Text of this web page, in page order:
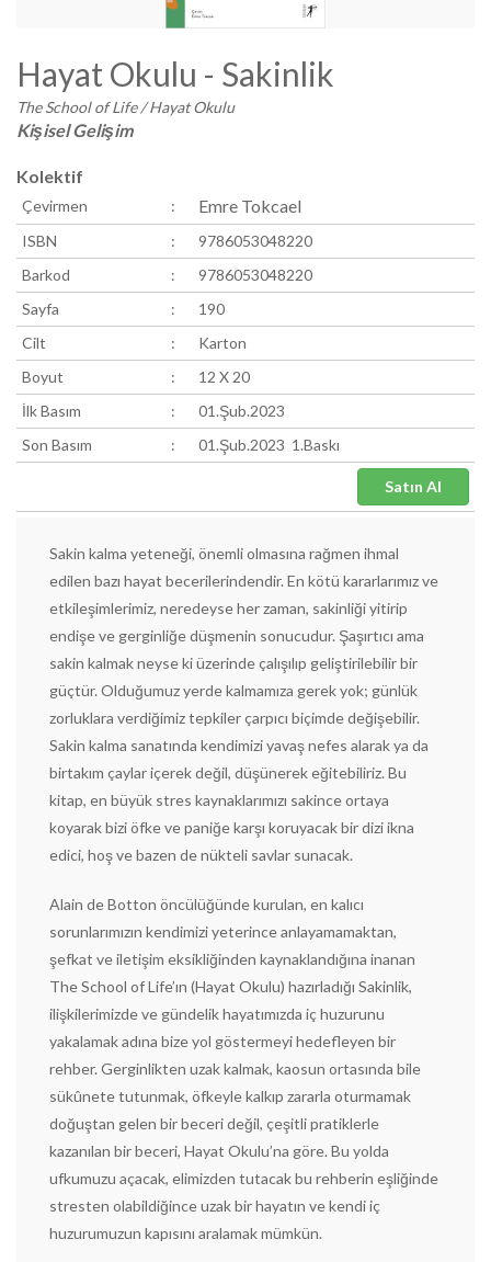
Hayat Okulu - Sakinlik
The School of Life / Hayat Okulu
Kişisel Gelişim
Kolektif
Çevirmen : Emre Tokcael
ISBN :
9786053048220
Barkod
:
9786053048220
Sayfa
:
190
Cilt
:
Karton
Boyut
:
12 X 20
İlk Basım
:
01.Şub.2023
Son Basım
: 01.Şub.2023 1.Baskı
Sakin kalma yeteneği, önemli olmasına rağmen ihmal
edilen bazı hayat becerilerindendir. En kötü kararlarımız ve
etkileşimlerimiz, neredeyse her zaman, sakinliği yitirip
endişe ve gerginliğe düşmenin sonucudur. Şaşırtıcı ama
sakin kalmak neyse ki üzerinde çalışılıp geliştirilebilir bir
güçtür. Olduğumuz yerde kalmamıza gerek yok; günlük
zorluklara verdiğimiz tepkiler çarpıcı biçimde değişebilir.
Sakin kalma sanatında kendimizi yavaş nefes alarak ya da
birtakım çaylar içerek değil, düşünerek eğitebiliriz. Bu
kitap, en büyük stres kaynaklarımızı sakince ortaya
koyarak bizi öfke ve paniğe karşı koruyacak bir dizi ikna
edici, hoş ve bazen de nükteli savlar sunacak.
Alain de Botton öncülüğünde kurulan, en kalıcı
sorunlarımızın kendimizi yeterince anlayamamaktan,
şefkat ve iletişim eksikliğinden kaynaklandığına inanan
The School of Life’ın (Hayat Okulu) hazırladığı Sakinlik,
ilişkilerimizde ve gündelik hayatımızda iç huzurunu
yakalamak adına bize yol göstermeyi hedefleyen bir
rehber. Gerginlikten uzak kalmak, kaosun ortasında bile
sükûnete tutunmak, öfkeyle kalkıp zararla oturmamak
doğuştan gelen bir beceri değil, çeşitli pratiklerle
kazanılan bir beceri, Hayat Okulu’na göre. Bu yolda
ufkumuzu açacak, elimizden tutacak bu rehberin eşliğinde
stresten olabildiğince uzak bir hayatın ve kendi iç
huzurumuzun kapısını aralamak mümkün.